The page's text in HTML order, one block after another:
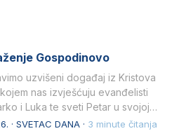
Gospodinovo
uzvišeni događaj iz Kristova
nas izvješćuju evanđelisti
i Luka te sveti Petar u svojoj
· SVETAC DANA · 3 minute čitanja